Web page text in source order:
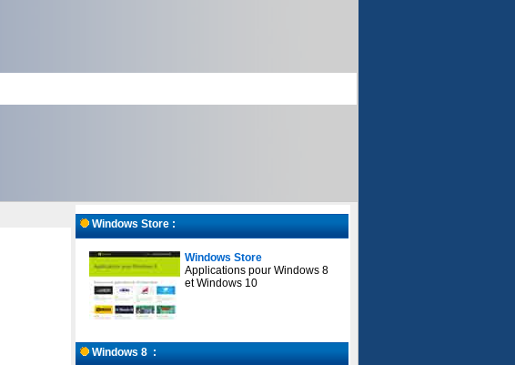
Windows Store :
Windows Store
Applications pour Windows 8
et Windows 10
Windows 8 :